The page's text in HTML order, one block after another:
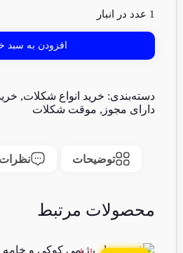
1 عدد در انبار
افزودن به سبد
دسته‌بندی: خرید انواع شکلات,
دارای مجوز , موقت شکلات
توضیحات نظرات
محصولات مرتبط